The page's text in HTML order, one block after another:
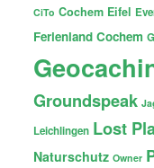
CiTo Cochem Eifel
Ferienland Cochem
Groundspeak
Leichlingen Lost
Naturschutz Owner